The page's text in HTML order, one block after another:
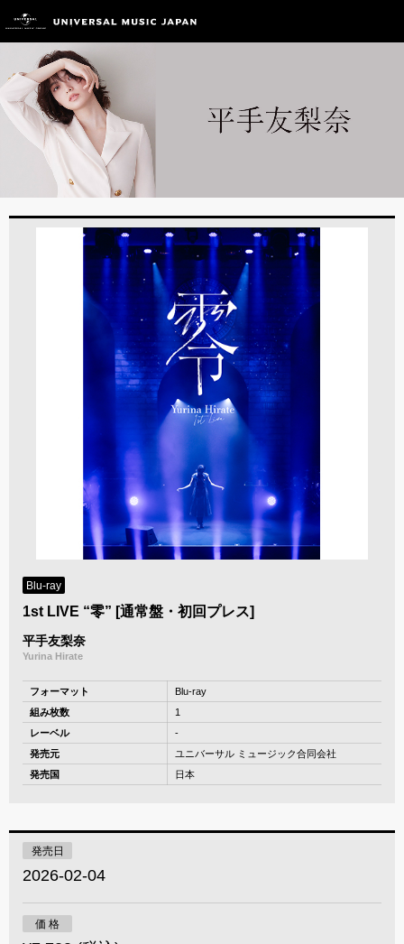
Blu-ray
1st LIVE “零” [通常盤・初回プレス]
平手友梨奈
Yurina Hirate
フォーマット
Blu-ray
組み枚数
1
レーベル
-
発売元
ユニバーサル ミュージック合同会社
発売国
日本
発売日
2026-02-04
価 格